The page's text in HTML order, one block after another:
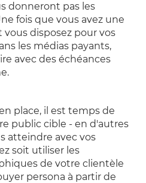
donneront pas les
fois que vous avez une
disposez pour vos
les médias payants,
avec des échéances
place, il est temps de
public cible - en d'autres
atteindre avec vos
soit utiliser les
de votre clientèle
persona à partir de